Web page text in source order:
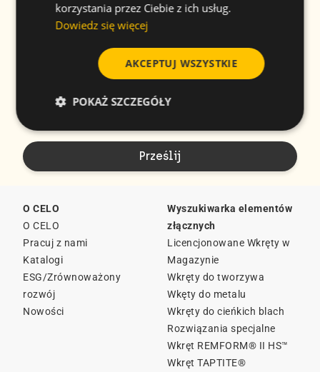
NAZWISKO*
subskrypcję biuletynu.
O CELO
O CELO
Pracuj z nami
Katalogi
ESG/Zrównoważony
rozwój
Nowości
Wyszukiwarka elementów
złącznych
Licencjonowane Wkręty w
Magazynie
Wkręty do tworzywa
Wkęty do metalu
Wkręty do cieńkich blach
Rozwiązania specjalne
Wkręt REMFORM® II HS™
Wkręt TAPTITE®
korzystania przez Ciebie z ich usług.
Dowiedz się więcej
AKCEPTUJ WSZYSTKIE
POKAŻ SZCZEGÓŁY